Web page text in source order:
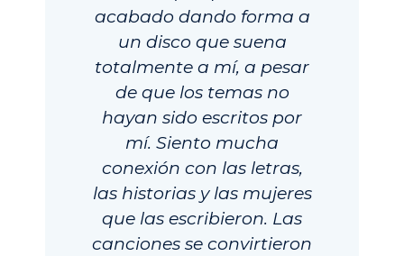
acabado dando forma a
un disco que suena
totalmente a mí, a pesar
de que los temas no
hayan sido escritos por
mí. Siento mucha
conexión con las letras,
las historias y las mujeres
que las escribieron. Las
canciones se convirtieron